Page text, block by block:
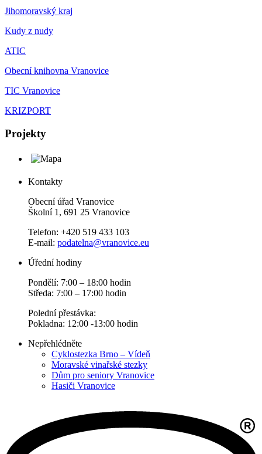
Jihomoravský kraj
Kudy z nudy
ATIC
Obecní knihovna Vranovice
TIC Vranovice
KRIZPORT
Projekty
Kontakty
Obecní úřad Vranovice
Školní 1, 691 25 Vranovice
Telefon: +420 519 433 103
E-mail: podatelna@vranovice.eu
Úřední hodiny
Pondělí: 7:00 – 18:00 hodin
Středa: 7:00 – 17:00 hodin
Polední přestávka:
Pokladna: 12:00 -13:00 hodin
Nepřehlédněte
Cyklostezka Brno – Vídeň
Moravské vinařské stezky
Dům pro seniory Vranovice
Hasiči Vranovice